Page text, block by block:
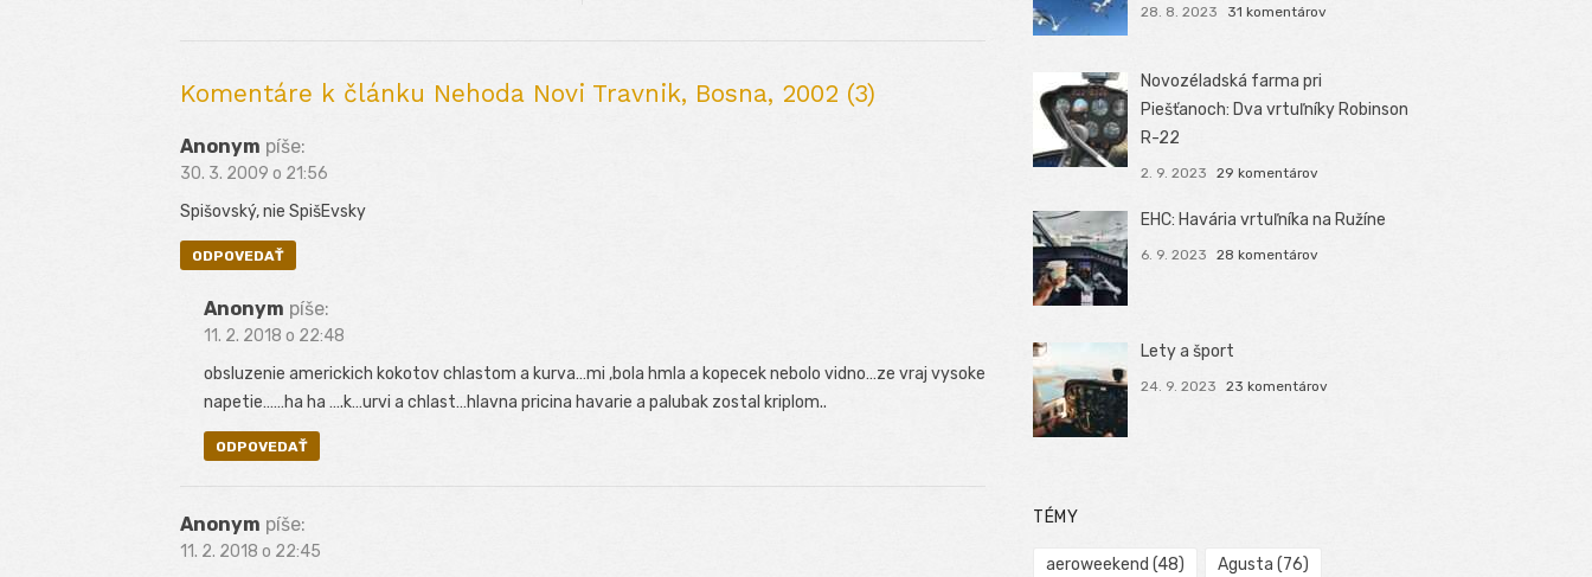
článku
Komentáre k článku Nehoda Novi Travnik, Bosna, 2002 (3)
Anonym píše:
30. 3. 2009 o 21:56
Spišovský, nie SpišEvsky
ODPOVEDAŤ
Anonym píše:
11. 2. 2018 o 22:48
obsluzenie americkich kokotov chlastom a kurva…mi ,bola hmla a kopecek nebolo vidno…ze vraj vysoke
napetie……ha ha ….k…urvi a chlast…hlavna pricina havarie a palubak zostal kriplom..
ODPOVEDAŤ
Anonym píše:
11. 2. 2018 o 22:45
28. 8. 2023 31 komentárov
Novozéladská farma pri
Piešťanoch: Dva vrtuľníky Robinson
R-22
2. 9. 2023 29 komentárov
EHC: Havária vrtuľníka na Ružíne
6. 9. 2023 28 komentárov
Lety a šport
24. 9. 2023 23 komentárov
TÉMY
aeroweekend (48) Agusta (76)